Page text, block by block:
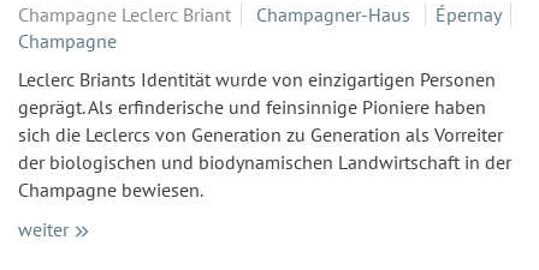
Champagne Leclerc Briant Champagner-Haus
Épernay
Champagne
Leclerc Briants Identität wurde von einzigartigen Personen
geprägt. Als erfinderische und feinsinnige Pioniere haben
sich die Leclercs von Generation zu Generation als Vorreiter
der biologischen und biodynamischen Landwirtschaft in der
Champagne bewiesen.
weiter